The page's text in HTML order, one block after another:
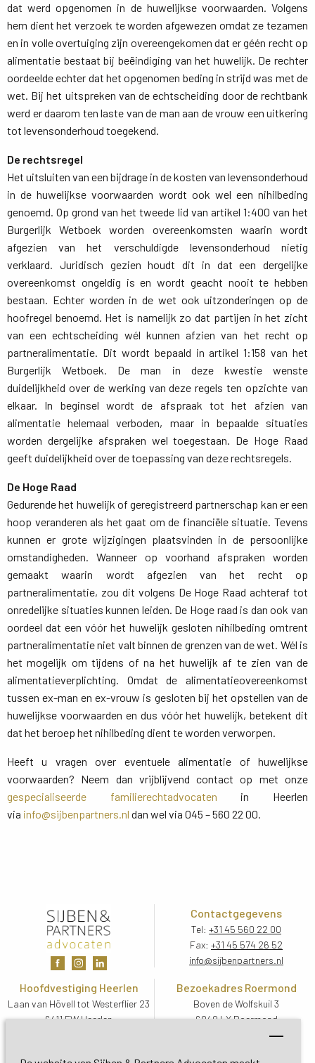
dat werd opgenomen in de huwelijkse voorwaarden. Volgens
hem dient het verzoek te worden afgewezen omdat ze tezamen
en in volle overtuiging zijn overeengekomen dat er géén recht op
alimentatie bestaat bij beëindiging van het huwelijk. De rechter
oordeelde echter dat het opgenomen beding in strijd was met de
wet. Bij het uitspreken van de echtscheiding door de rechtbank
werd er daarom ten laste van de man aan de vrouw een uitkering
tot levensonderhoud toegekend.
De rechtsregel
Het uitsluiten van een bijdrage in de kosten van levensonderhoud
in de huwelijkse voorwaarden wordt ook wel een nihilbeding
genoemd. Op grond van het tweede lid van artikel 1:400 van het
Burgerlijk Wetboek worden overeenkomsten waarin wordt
afgezien van het verschuldigde levensonderhoud nietig
verklaard. Juridisch gezien houdt dit in dat een dergelijke
overeenkomst ongeldig is en wordt geacht nooit te hebben
bestaan. Echter worden in de wet ook uitzonderingen op de
hoofregel benoemd. Het is namelijk zo dat partijen in het zicht
van een echtscheiding wél kunnen afzien van het recht op
partneralimentatie. Dit wordt bepaald in artikel 1:158 van het
Burgerlijk Wetboek. De man in deze kwestie wenste
duidelijkheid over de werking van deze regels ten opzichte van
elkaar. In beginsel wordt de afspraak tot het afzien van
alimentatie helemaal verboden, maar in bepaalde situaties
worden dergelijke afspraken wel toegestaan. De Hoge Raad
geeft duidelijkheid over de toepassing van deze rechtsregels.
De Hoge Raad
Gedurende het huwelijk of geregistreerd partnerschap kan er een
hoop veranderen als het gaat om de financiële situatie. Tevens
kunnen er grote wijzigingen plaatsvinden in de persoonlijke
omstandigheden. Wanneer op voorhand afspraken worden
gemaakt waarin wordt afgezien van het recht op
partneralimentatie, zou dit volgens De Hoge Raad achteraf tot
onredelijke situaties kunnen leiden. De Hoge raad is dan ook van
oordeel dat een vóór het huwelijk gesloten nihilbeding omtrent
partneralimentatie niet valt binnen de grenzen van de wet. Wél is
het mogelijk om tijdens of na het huwelijk af te zien van de
alimentatieverplichting. Omdat de alimentatieovereenkomst
tussen ex-man en ex-vrouw is gesloten bij het opstellen van de
huwelijkse voorwaarden en dus vóór het huwelijk, betekent dit
dat het beroep het nihilbeding dient te worden verworpen.
Heeft u vragen over eventuele alimentatie of huwelijkse
voorwaarden? Neem dan vrijblijvend contact op met onze
gespecialiseerde familierechtadvocaten in Heerlen
via info@sijbenpartners.nl dan wel via 045 – 560 22 00.
Contactgegevens
Tel: +31 45 560 22 00
Fax: +31 45 574 26 52
info@sijbenpartners.nl
Hoofdvestiging Heerlen
Laan van Hövell tot Westerflier 23
6411 EW Heerlen
Bezoekadres Roermond
Boven de Wolfskuil 3
6049 LX Roermond
Routebeschrijving